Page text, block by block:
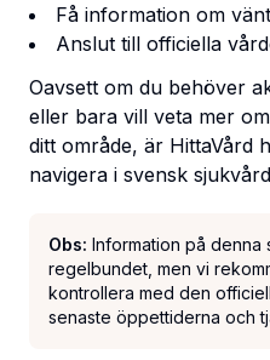
Få information om
Anslut till officiella
Oavsett om du behöver
eller bara vill veta mer
ditt område, är HittaVård
navigera i svensk
Obs: Information på denna
regelbundet, men vi
kontrollera med den
senaste öppettiderna och